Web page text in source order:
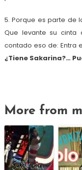
5. Porque es parte de
Que levante su
contado eso de: Entra
¿Tiene Sakarina?…
More from